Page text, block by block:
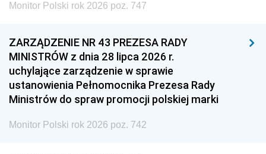
Monitor Polski rok 2026 poz. 747
ZARZĄDZENIE NR 43 PREZESA RADY
MINISTRÓW z dnia 28 lipca 2026 r.
uchylające zarządzenie w sprawie
ustanowienia Pełnomocnika Prezesa Rady
Ministrów do spraw promocji polskiej marki
Monitor Polski rok 2026 poz. 742